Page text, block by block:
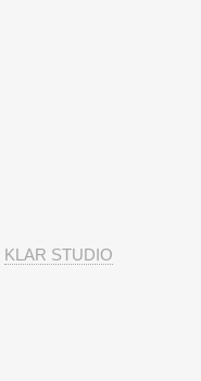
KLAR STUDIO